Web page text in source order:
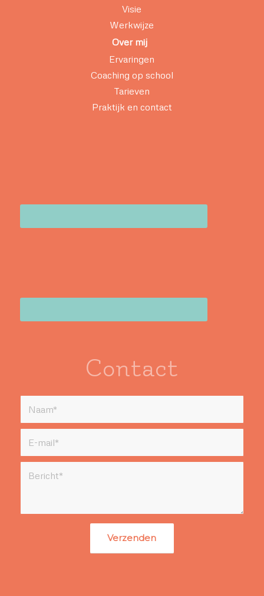
Visie
Werkwijze
Over mij
Ervaringen
Coaching op school
Tarieven
Praktijk en contact
Contact